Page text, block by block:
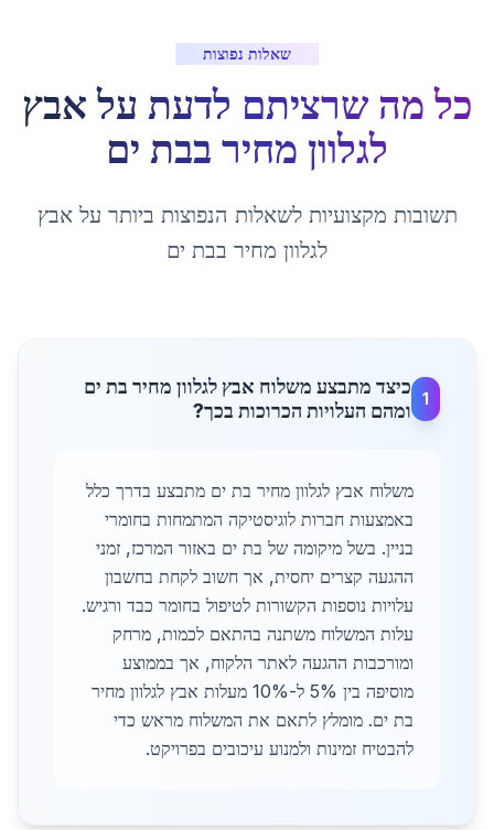
שאלות נפוצות
כל מה שרציתם לדעת על אבץ
לגלוון מחיר בבת ים
תשובות מקצועיות לשאלות הנפוצות ביותר עלאבץ
לגלוון מחיר בבת ים
1
כיצד מתבצע משלוח אבץ לגלוון מחיר בת ים
ומהם העלויות הכרוכות בכך?
משלוח אבץ לגלוון מחיר בת ים מתבצע בדרך כלל
באמצעות חברות לוגיסטיקה המתמחות בחומרי
בניין. בשל מיקומה של בת ים באזור המרכז, זמני
ההגעה קצרים יחסית, אך חשוב לקחת בחשבון
עלויות נוספות הקשורות לטיפול בחומר כבד ורגיש.
עלות המשלוח משתנה בהתאם לכמות, מרחק
ומורכבות ההגעה לאתר הלקוח, אך בממוצע
מוסיפה בין 5% ל-10% מעלות אבץ לגלוון מחיר
בת ים. מומלץ לתאם את המשלוח מראש כדי
להבטיח זמינות ולמנוע עיכובים בפרויקט.